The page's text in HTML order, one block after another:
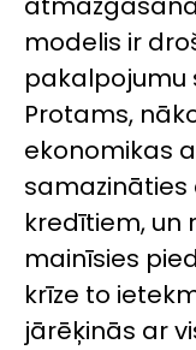
modelis ir
pakalpojumu
Protams,
ekonomikas
kredītiem, un
mainīsies
krīze to
jārēķinās ar